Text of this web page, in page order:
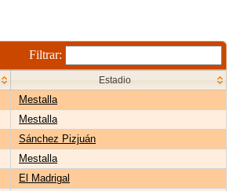
Filtrar:
Estadio
Mestalla
Mestalla
Sánchez Pizjuán
Mestalla
El Madrigal